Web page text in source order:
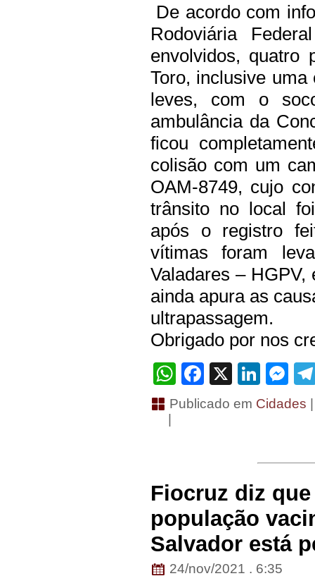
De acordo com
Rodoviária
envolvidos, quatro
Toro, inclusive
leves, com o
ambulância da
ficou
colisão com um
OAM-8749, cujo
trânsito no local
após o registro
vítimas foram
Valadares –
ainda apura as
ultrapassagem.
Obrigado por nos
WhatsApp
Facebook
X
Publicado em Cidades
Fiocruz diz
população
Salvador está
24/nov/2021 . 6:35